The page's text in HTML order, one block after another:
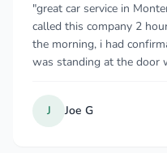
"great car service in
called this company 2
the morning, i had
was standing at the door
J Joe G